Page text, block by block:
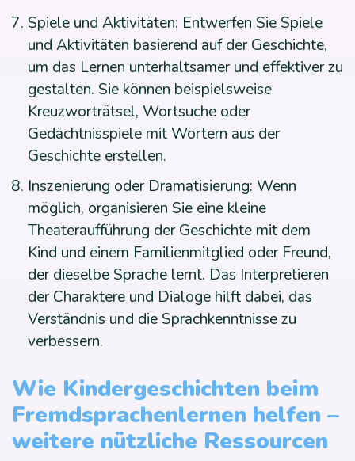
Spiele und Aktivitäten: Entwerfen Sie Spiele
und Aktivitäten basierend auf der Geschichte,
um das Lernen unterhaltsamer und effektiver zu
gestalten. Sie können beispielsweise
Kreuzworträtsel, Wortsuche oder
Gedächtnisspiele mit Wörtern aus der
Geschichte erstellen.
Inszenierung oder Dramatisierung: Wenn
möglich, organisieren Sie eine kleine
Theateraufführung der Geschichte mit dem
Kind und einem Familienmitglied oder Freund,
der dieselbe Sprache lernt. Das Interpretieren
der Charaktere und Dialoge hilft dabei, das
Verständnis und die Sprachkenntnisse zu
verbessern.
Wie Kindergeschichten beim
Fremdsprachenlernen helfen –
weitere nützliche Ressourcen